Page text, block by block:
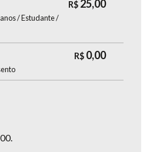
R$ 25,00
/ Estudante /
R$ 0,00